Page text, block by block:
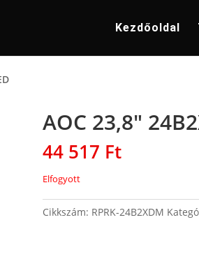
Kezdőoldal
AOC 23,8″
44 517 Ft
Elfogyott
Cikkszám: RPRK-24B2XDM